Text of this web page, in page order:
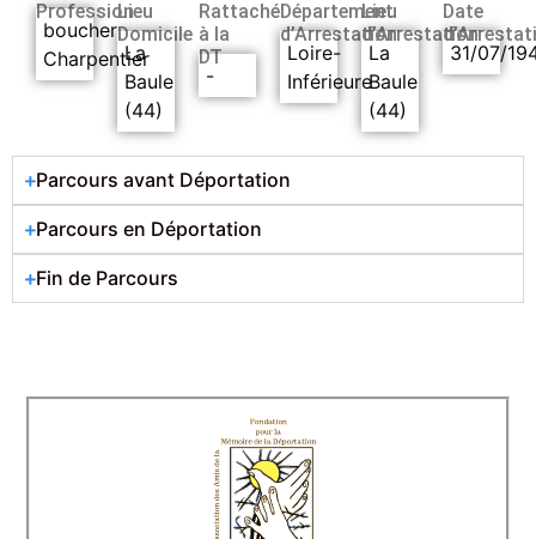
Profession
boucher
Charpentier
Lieu
Domicile
La
Baule
(44)
Rattaché
à la
DT
-
Département
d’Arrestation
Loire-
Inférieure
Lieu
d’Arrestation
La
Baule
(44)
Date
31/07/
Parcours avant Déportation
Parcours en Déportation
Fin de Parcours